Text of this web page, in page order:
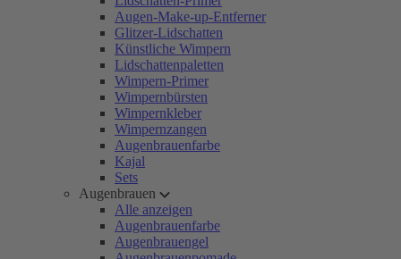
Augen-Make-up-Entferner
Glitzer-Lidschatten
Künstliche Wimpern
Lidschattenpaletten
Wimpern-Primer
Wimpernbürsten
Wimpernkleber
Wimpernzangen
Augenbrauenfarbe
Kajal
Sets
Augenbrauen
Alle anzeigen
Augenbrauenfarbe
Augenbrauengel